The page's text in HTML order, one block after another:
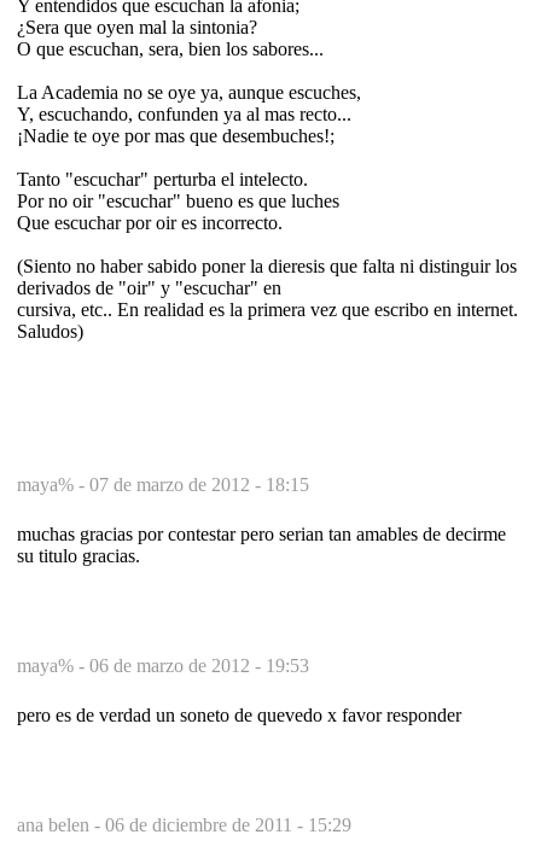
Y entendidos que escuchan la afonia;
¿Sera que oyen mal la sintonia?
O que escuchan, sera, bien los sabores...
La Academia no se oye ya, aunque escuches,
Y, escuchando, confunden ya al mas recto...
¡Nadie te oye por mas que desembuches!;
Tanto "escuchar" perturba el intelecto.
Por no oir "escuchar" bueno es que luches
Que escuchar por oir es incorrecto.
(Siento no haber sabido poner la dieresis que falta ni distinguir los
derivados de "oir" y "escuchar" en
cursiva, etc.. En realidad es la primera vez que escribo en internet.
Saludos)
maya% - 07 de marzo de 2012 - 18:15
muchas gracias por contestar pero serian tan amables de decirme
su titulo gracias.
maya% - 06 de marzo de 2012 - 19:53
pero es de verdad un soneto de quevedo x favor responder
ana belen - 06 de diciembre de 2011 - 15:29